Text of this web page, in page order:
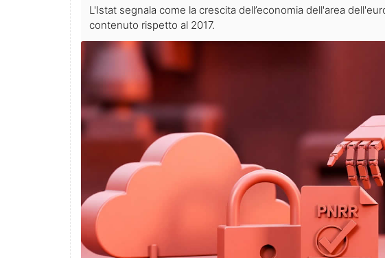
L'Istat segnala come la crescita dell’economia dell'area
contenuto rispetto al 2017.